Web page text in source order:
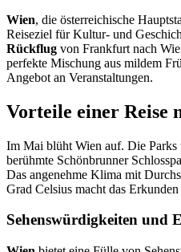
Wien, die österreichische
Reiseziel für Kultur- und
Rückflug von Frankfurt nach
perfekte Mischung aus mildem
Angebot an Veranstaltungen.
Vorteile einer Reise
Im Mai blüht Wien auf. Die Parks
berühmte Schönbrunner
Das angenehme Klima mit
Grad Celsius macht das
Sehenswürdigkeiten und